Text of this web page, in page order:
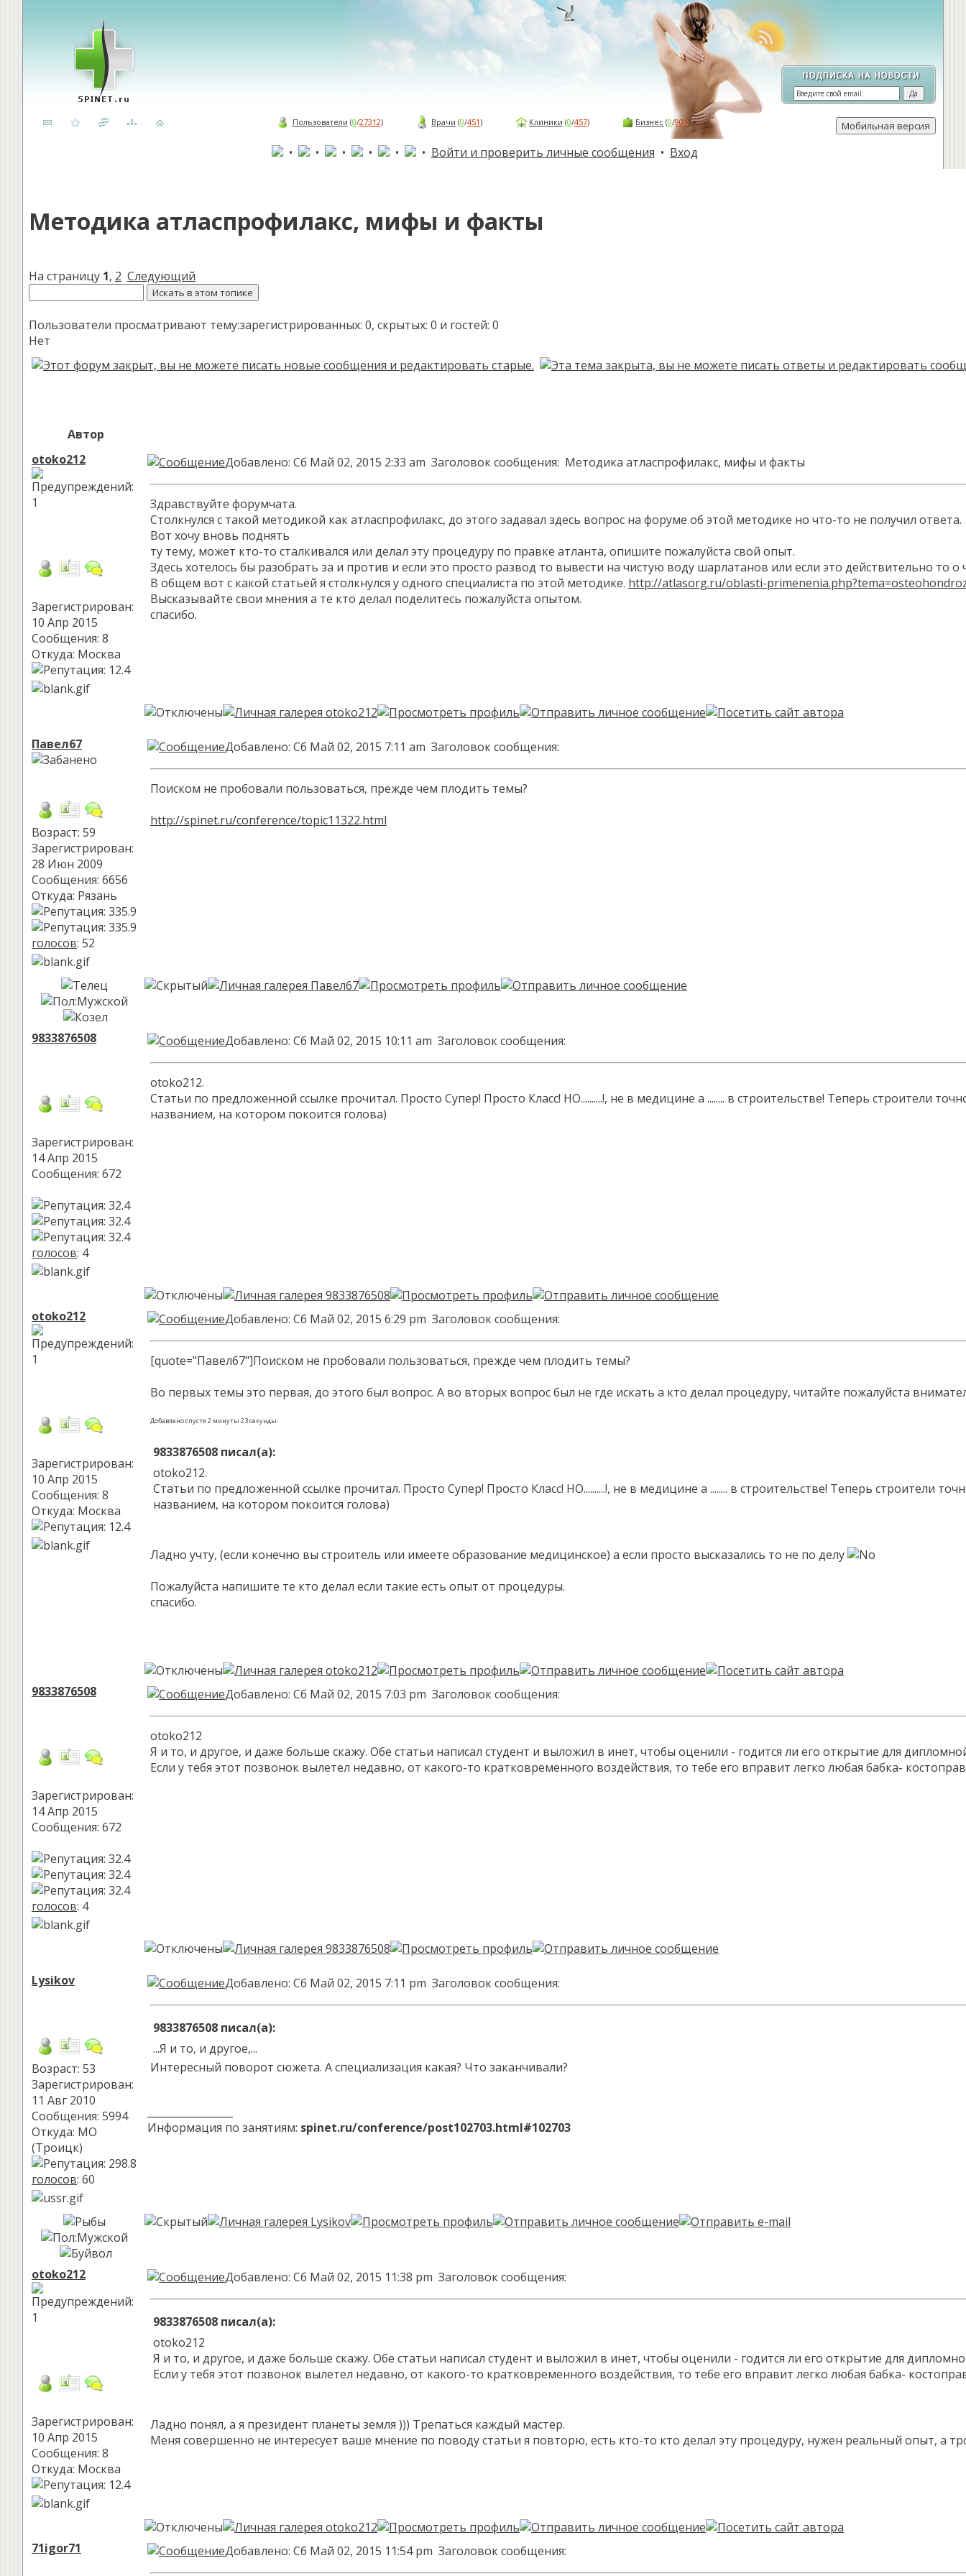
Пользователи (0/27312) Врачи (0/451) Клиники (0/457) Бизнес (0/901)
• • • • • • Войти и проверить личные сообщения • Вход
Методика атласпрофилакс, мифы и факты
На страницу 1, 2 Следующий
Пользователи просматривают тему:зарегистрированных: 0, скрытых: 0 и гостей: 0
Нет
Автор
otoko212
Зарегистрирован:
10 Апр 2015
Сообщения: 8
Откуда: Москва
Добавлено: Сб Май 02, 2015 2:33 am Заголовок сообщения: Методика атласпрофилакс, мифы и факты
Здравствуйте форумчата.
Столкнулся с такой методикой как атласпрофилакс, до этого задавал здесь вопрос на форуме об этой методике но что-то не получил ответа.
Вот хочу вновь поднять
ту тему, может кто-то сталкивался или делал эту процедуру по правке атланта, опишите пожалуйста свой опыт.
Здесь хотелось бы разобрать за и против и если это просто развод то вывести на чистую воду шарлатанов или если это действительно
В общем вот с какой статьёй я столкнулся у одного специалиста по этой методике. http://atlasorg.ru/oblasti-
Высказывайте свои мнения а те кто делал поделитесь пожалуйста опытом.
спасибо.
Павел67
Возраст: 59
Зарегистрирован:
28 Июн 2009
Сообщения: 6656
Откуда: Рязань
голосов: 52
Добавлено: Сб Май 02, 2015 7:11 am Заголовок сообщения:
Поиском не пробовали пользоваться, прежде чем плодить темы?
http://spinet.ru/conference/topic11322.html
9833876508
Зарегистрирован:
14 Апр 2015
Сообщения: 672
голосов: 4
Добавлено: Сб Май 02, 2015 10:11 am Заголовок сообщения:
otoko212.
Статьи по предложенной ссылке прочитал. Просто Супер! Просто Класс! НО..........!, не в медицине а ........ в строительстве! Теперь строители
названием, на котором покоится голова)
otoko212
Зарегистрирован:
10 Апр 2015
Сообщения: 8
Откуда: Москва
Добавлено: Сб Май 02, 2015 6:29 pm Заголовок сообщения:
[quote="Павел67"]Поиском не пробовали пользоваться, прежде чем плодить темы?
Во первых темы это первая, до этого был вопрос. А во вторых вопрос был не где искать а кто делал процедуру, читайте пожалуйста
Добавлено спустя 2 минуты 23 секунды:
9833876508 писал(а):
otoko212.
Статьи по предложенной ссылке прочитал. Просто Супер! Просто Класс! НО..........!, не в медицине а ........ в строительстве! Теперь
названием, на котором покоится голова)
Ладно учту, (если конечно вы строитель или имеете образование медицинское) а если просто высказались то не по делу
Пожалуйста напишите те кто делал если такие есть опыт от процедуры.
спасибо.
9833876508
Зарегистрирован:
14 Апр 2015
Сообщения: 672
голосов: 4
Добавлено: Сб Май 02, 2015 7:03 pm Заголовок сообщения:
otoko212
Я и то, и другое, и даже больше скажу. Обе статьи написал студент и выложил в инет, чтобы оценили - годится ли его открытие для
Если у тебя этот позвонок вылетел недавно, от какого-то кратковременного воздействия, то тебе его вправит легко любая бабка-
Lysikov
Возраст: 53
Зарегистрирован:
11 Авг 2010
Сообщения: 5994
Откуда: МО
(Троицк)
голосов: 60
Добавлено: Сб Май 02, 2015 7:11 pm Заголовок сообщения:
9833876508 писал(а):
...Я и то, и другое,...
Интересный поворот сюжета. А специализация какая? Что заканчивали?
Информация по занятиям: spinet.ru/conference/post102703.html#102703
otoko212
Зарегистрирован:
10 Апр 2015
Сообщения: 8
Откуда: Москва
Добавлено: Сб Май 02, 2015 11:38 pm Заголовок сообщения:
9833876508 писал(а):
otoko212
Я и то, и другое, и даже больше скажу. Обе статьи написал студент и выложил в инет, чтобы оценили - годится ли его открытие для
Если у тебя этот позвонок вылетел недавно, от какого-то кратковременного воздействия, то тебе его вправит легко любая бабка-
Ладно понял, а я президент планеты земля ))) Трепаться каждый мастер.
Меня совершенно не интересует ваше мнение по поводу статьи я повторю, есть кто-то кто делал эту процедуру, нужен реальный опыт, а
71igor71 Добавлено: Сб Май 02, 2015 11:54 pm Заголовок сообщения: